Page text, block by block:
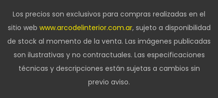
Los precios son exclusivos para compras realizadas en el
sitio web www.arcodelinterior.com.ar, sujeto a disponibilidad
de stock al momento de la venta. Las imágenes publicadas
son ilustrativas y no contractuales. Las especificaciones
técnicas y descripciones están sujetas a cambios sin
previo aviso.